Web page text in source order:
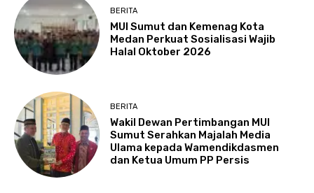
BERITA
MUI Sumut dan Kemenag Kota
Medan Perkuat Sosialisasi Wajib
Halal Oktober 2026
BERITA
Wakil Dewan Pertimbangan MUI
Sumut Serahkan Majalah Media
Ulama kepada Wamendikdasmen
dan Ketua Umum PP Persis